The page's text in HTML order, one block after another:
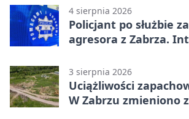
4 sierpnia 2026
Policjant po służbie
agresora z Zabrza.
3 sierpnia 2026
Uciążliwości
W Zabrzu zmieniono